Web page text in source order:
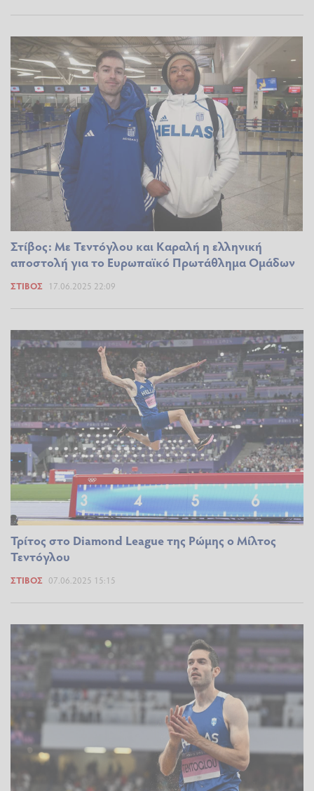
Στίβος: Με Τεντόγλου και Καραλή η ελληνική
αποστολή για το Ευρωπαϊκό Πρωτάθλημα Ομάδων
ΣΤΊΒΟΣ 17.06.2025 22:09
Τρίτος στο Diamond League της Ρώμης ο Μίλτος
Τεντόγλου
ΣΤΊΒΟΣ 07.06.2025 15:15